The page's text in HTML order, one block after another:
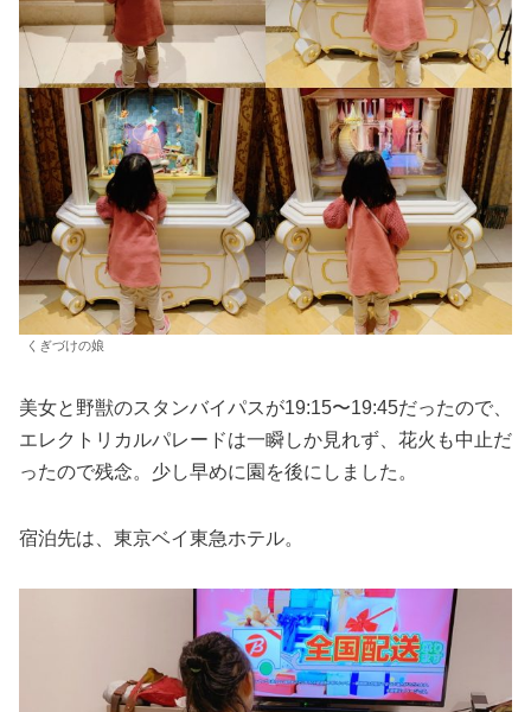
くぎづけの娘
美女と野獣のスタンバイパスが19:15〜19:45だったので、
エレクトリカルパレードは一瞬しか見れず、花火も中止だ
ったので残念。少し早めに園を後にしました。
宿泊先は、東京ベイ東急ホテル。